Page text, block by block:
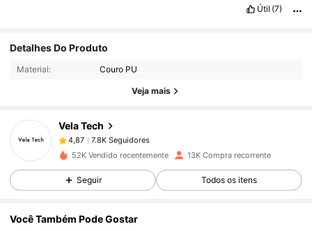
Útil (7)
Detalhes Do Produto
Material: Couro PU
Veja mais
Vela Tech
4,87
7.8K Seguidores
j***3 pago1 dia atrás
4,87 7.8K Seguidores
4,87 7.8K Seguidores
52K Vendido recentemente 13K Compra recorrente
Seguir Todos os itens
Você Também Pode Gostar